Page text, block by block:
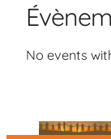
No events